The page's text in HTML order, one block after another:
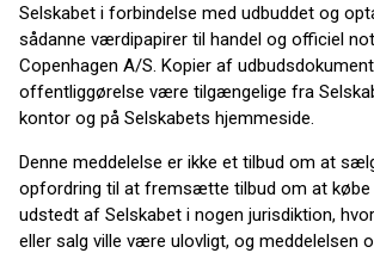
Selskabet i forbindelse med udbuddet og
sådanne værdipapirer til handel og officiel
Copenhagen A/S. Kopier af
offentliggørelse være tilgængelige fra
kontor og på Selskabets hjemmeside.
Denne meddelelse er ikke et tilbud om at
opfordring til at fremsætte tilbud om at
udstedt af Selskabet i nogen jurisdiktion,
eller salg ville være ulovligt, og meddelelsen